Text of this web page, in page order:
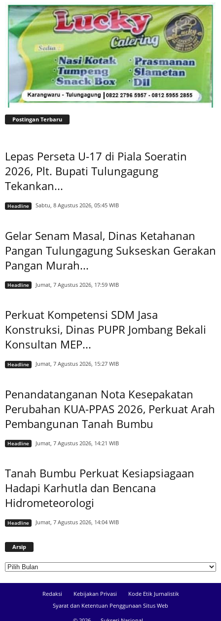
Postingan Terbaru
Lepas Perseta U-17 di Piala Soeratin
2026, Plt. Bupati Tulungagung
Tekankan...
Headline Sabtu, 8 Agustus 2026, 05:45 WIB
Gelar Senam Masal, Dinas Ketahanan
Pangan Tulungagung Sukseskan Gerakan
Pangan Murah...
Headline Jumat, 7 Agustus 2026, 17:59 WIB
Perkuat Kompetensi SDM Jasa
Konstruksi, Dinas PUPR Jombang Bekali
Konsultan MEP...
Headline Jumat, 7 Agustus 2026, 15:27 WIB
Penandatanganan Nota Kesepakatan
Perubahan KUA-PPAS 2026, Perkuat Arah
Pembangunan Tanah Bumbu
Headline Jumat, 7 Agustus 2026, 14:21 WIB
Tanah Bumbu Perkuat Kesiapsiagaan
Hadapi Karhutla dan Bencana
Hidrometeorologi
Headline Jumat, 7 Agustus 2026, 14:04 WIB
Arsip
Redaksi Kebijakan Privasi
Kode Etik Jurnalistik
Syarat dan Ketentuan Penggunaan Situs Web